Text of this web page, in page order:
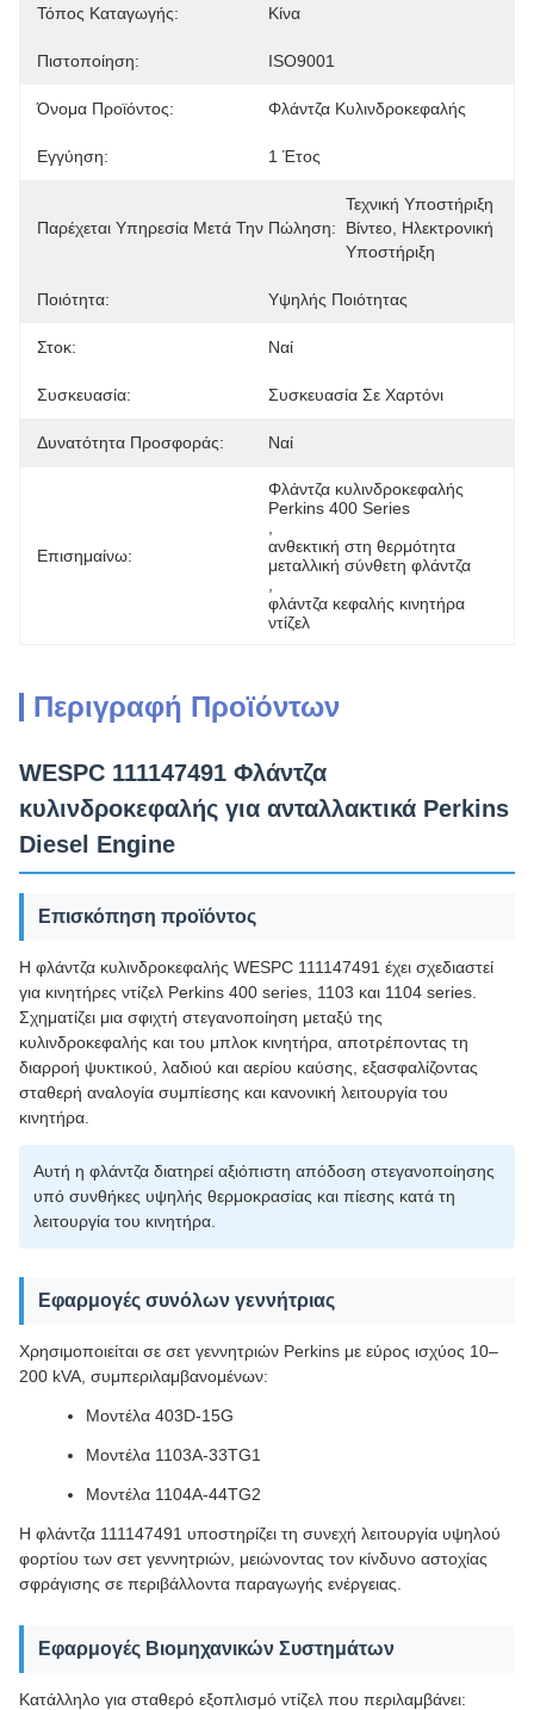
Τόπος Καταγωγής: Κίνα
Πιστοποίηση: ISO9001
Όνομα Προϊόντος: Φλάντζα Κυλινδροκεφαλής
Εγγύηση: 1 Έτος
Παρέχεται Υπηρεσία Μετά Την Πώληση:
Τεχνική Υποστήριξη
Βίντεο, Ηλεκτρονική
Υποστήριξη
Ποιότητα: Υψηλής Ποιότητας
Στοκ: Ναί
Συσκευασία: Συσκευασία Σε Χαρτόνι
Δυνατότητα Προσφοράς: Ναί
Επισημαίνω:
Φλάντζα κυλινδροκεφαλής
Perkins 400 Series
ανθεκτική στη θερμότητα
μεταλλική σύνθετη φλάντζα
φλάντζα κεφαλής κινητήρα
ντίζελ
Περιγραφή Προϊόντων
WESPC 111147491 Φλάντζα
κυλινδροκεφαλής για ανταλλακτικά Perkins
Diesel Engine
Επισκόπηση προϊόντος
Η φλάντζα κυλινδροκεφαλής WESPC 111147491 έχει σχεδιαστεί
για κινητήρες ντίζελ Perkins 400 series, 1103 και 1104 series.
Σχηματίζει μια σφιχτή στεγανοποίηση μεταξύ της
κυλινδροκεφαλής και του μπλοκ κινητήρα, αποτρέποντας τη
διαρροή ψυκτικού, λαδιού και αερίου καύσης, εξασφαλίζοντας
σταθερή αναλογία συμπίεσης και κανονική λειτουργία του
κινητήρα.
Αυτή η φλάντζα διατηρεί αξιόπιστη απόδοση στεγανοποίησης
υπό συνθήκες υψηλής θερμοκρασίας και πίεσης κατά τη
λειτουργία του κινητήρα.
Εφαρμογές συνόλων γεννήτριας
Χρησιμοποιείται σε σετ γεννητριών Perkins με εύρος ισχύος 10–
200 kVA, συμπεριλαμβανομένων:
Μοντέλα 403D-15G
Μοντέλα 1103A-33TG1
Μοντέλα 1104A-44TG2
Η φλάντζα 111147491 υποστηρίζει τη συνεχή λειτουργία υψηλού
φορτίου των σετ γεννητριών, μειώνοντας τον κίνδυνο αστοχίας
σφράγισης σε περιβάλλοντα παραγωγής ενέργειας.
Εφαρμογές Βιομηχανικών Συστημάτων
Κατάλληλο για σταθερό εξοπλισμό ντίζελ που περιλαμβάνει: